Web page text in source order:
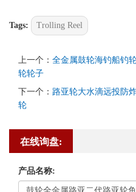
Tags: Trolling Reel
上一个： 全金属鼓轮海钓船钓
轮轮子
下一个： 路亚轮大水滴远投防
轮
在线询盘:
产品名称: